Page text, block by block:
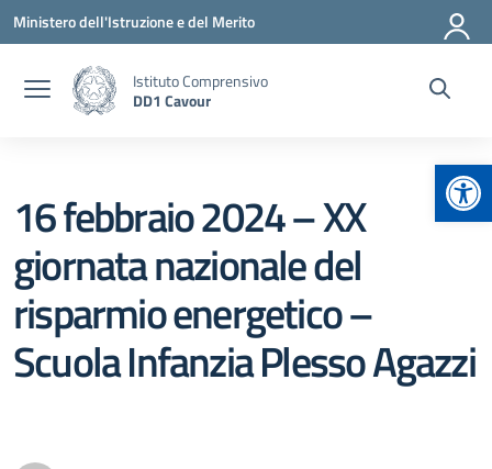
Vai ai contenuti
Vai al menu di navigazione
Vai al footer
Ministero dell'Istruzione e del Merito
Istituto Comprensivo
DD1 Cavour
16 febbraio 2024 – XX
giornata nazionale del
risparmio energetico –
Scuola Infanzia Plesso Agazzi